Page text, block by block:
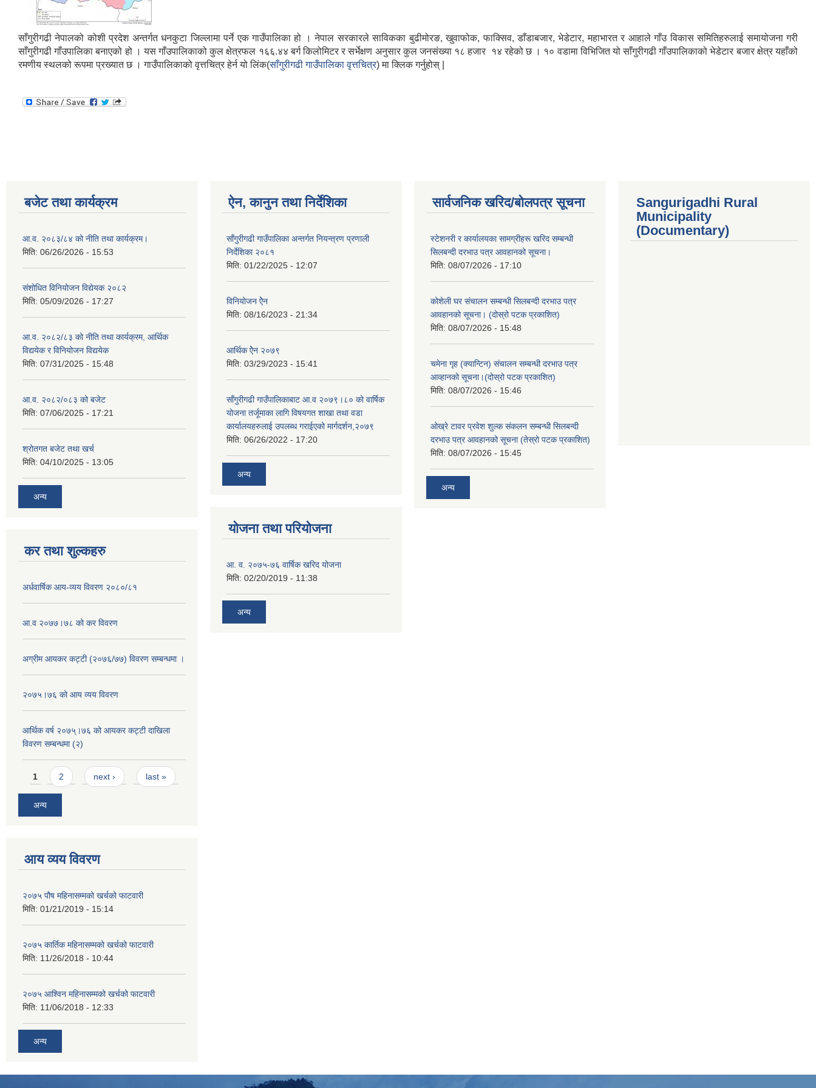
साँगुरीगढी नेपालको कोशी प्रदेश अन्तर्गत धनकुटा जिल्लामा पर्ने एक गाउँपालिका हो । नेपाल सरकारले साविकका बुढीमोरङ, खुवाफोक, फाक्सिव, डाँडाबजार, भेडेटार, महाभारत र आहाले गाँउ विकास समितिहरुलाई समायोजना गरी
साँगुरीगढी गाँउपालिका बनाएको हो । यस गाँउपालिकाको कुल क्षेत्रफल १६६.४४ बर्ग किलोमिटर र सर्भेक्षण अनुसार कुल जनसंख्या १८ हजार १४ रहेको छ । १० वडामा विभिजित यो साँगुरीगढी गाँउपालिकाको भेडेटार बजार क्षेत्र यहाँको
रमणीय स्थलको रूपमा प्रख्यात छ । गाउँपालिकाको वृत्तचित्र हेर्न यो लिंक(साँगुरीगढी गाउँपालिका वृत्तचित्र) मा क्लिक गर्नुहोस् |
बजेट तथा कार्यक्रम
आ.व. २०८३/८४ को नीति तथा कार्यक्रम।
मिति: 06/26/2026 - 15:53
संशोधित विनियोजन विद्येयक २०८२
मिति: 05/09/2026 - 17:27
आ.व. २०८२/८३ को नीति तथा कार्यक्रम, आर्थिक
विद्ययेक र विनियोजन विद्ययेक
मिति: 07/31/2025 - 15:48
आ.व. २०८२/०८३ को बजेट
मिति: 07/06/2025 - 17:21
श्रोतगत बजेट तथा खर्च
मिति: 04/10/2025 - 13:05
अन्य
कर तथा शुल्कहरु
अर्धवार्षिक आय-व्यय विवरण २०८०/८१
आ.व २०७७।७८ को कर विवरण
अग्रीम आयकर कट्टी (२०७६/७७) विवरण सम्बन्धमा ।
२०७५।७६ को आय व्यय विवरण
आर्थिक वर्ष २०७५्।७६ को आयकर कट्टी दाखिला
विवरण सम्बन्धमा (२)
Pages
1 2 next › last »
अन्य
आय व्यय विवरण
२०७५ पौष महिनासम्मको खर्चको फाटवारी
मिति: 01/21/2019 - 15:14
२०७५ कार्तिक महिनासम्मको खर्चको फाटवारी
मिति: 11/26/2018 - 10:44
२०७५ आश्विन महिनासम्मको खर्चको फाटवारी
मिति: 11/06/2018 - 12:33
अन्य
ऐन, कानुन तथा निर्देशिका
साँगुरीगढी गाउँपालिका अन्तर्गत नियन्त्रण प्रणाली
निर्देशिका २०८१
मिति: 01/22/2025 - 12:07
विनियोजन ऐेन
मिति: 08/16/2023 - 21:34
आर्थिक ऐेन २०७९
मिति: 03/29/2023 - 15:41
साँगुरीगढी गाउँपालिकाबाट आ.व २०७९।८० को वार्षिक
योजना तर्जूमाका लागि विषयगत शाखा तथा वडा
कार्यालयहरुलाई उपलब्ध गराईएको मार्गदर्शन,२०७९
मिति: 06/26/2022 - 17:20
अन्य
योजना तथा परियोजना
आ. व. २०७५-७६ वार्षिक खरिद योजना
मिति: 02/20/2019 - 11:38
अन्य
सार्वजनिक खरिद/बोलपत्र सूचना
स्टेशनरी र कार्यालयका सामग्रीहरू खरिद सम्बन्धी
सिलबन्दी दरभाउ पत्र आवहानको सूचना।
मिति: 08/07/2026 - 17:10
कोशेली घर संचालन सम्बन्धी सिलबन्दी दरभाउ पत्र
आवहानको सूचना। (दोस्रो पटक प्रकाशित)
मिति: 08/07/2026 - 15:48
चमेना गृह (क्यान्टिन) संचालन सम्बन्धी दरभाउ पत्र
आव्हानको सूचना।(दोस्रो पटक प्रकाशित)
मिति: 08/07/2026 - 15:46
ओख्रे टावर प्रवेश शुल्क संकलन सम्बन्धी सिलबन्दी
दरभाउ पत्र आवहानको सूचना (तेस्रो पटक प्रकाशित)
मिति: 08/07/2026 - 15:45
अन्य
Sangurigadhi Rural
Municipality
(Documentary)